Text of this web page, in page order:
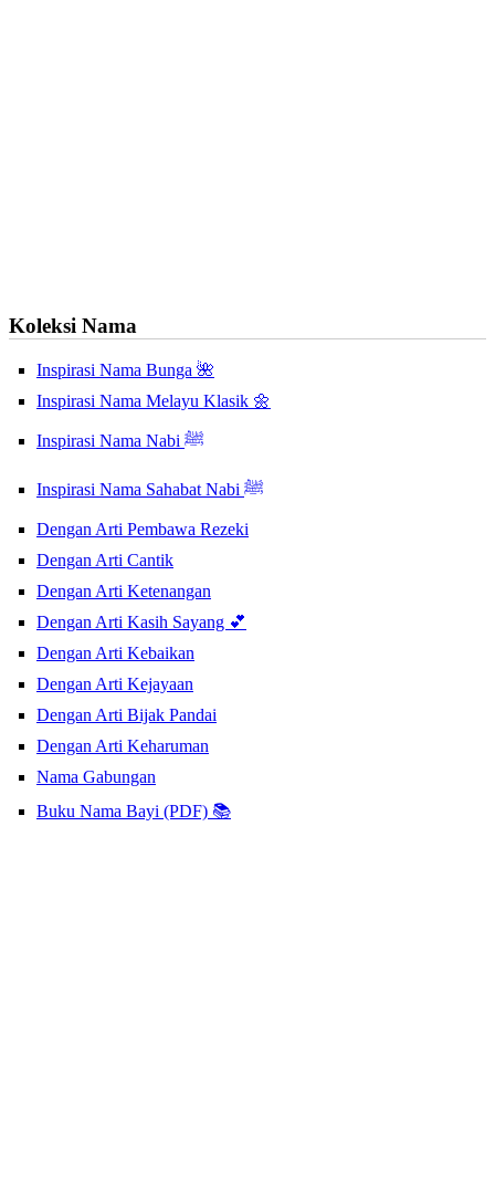
Koleksi Nama
Inspirasi Nama Bunga 🌺
Inspirasi Nama Melayu Klasik 🌼
Inspirasi Nama Nabi ﷺ
Inspirasi Nama Sahabat Nabi ﷺ
Dengan Arti Pembawa Rezeki
Dengan Arti Cantik
Dengan Arti Ketenangan
Dengan Arti Kasih Sayang 💕
Dengan Arti Kebaikan
Dengan Arti Kejayaan
Dengan Arti Bijak Pandai
Dengan Arti Keharuman
Nama Gabungan
Buku Nama Bayi (PDF) 📚